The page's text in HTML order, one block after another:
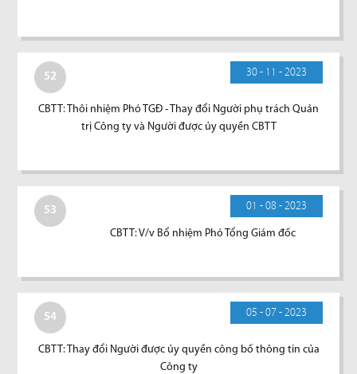
52 30 - 11 - 2023
CBTT: Thôi nhiệm Phó TGĐ - Thay đổi Người phụ trách Quản
trị Công ty và Người được ủy quyền CBTT
53 01 - 08 - 2023
CBTT: V/v Bổ nhiệm Phó Tổng Giám đốc
54 05 - 07 - 2023
CBTT: Thay đổi Người được ủy quyền công bố thông tin của
Công ty